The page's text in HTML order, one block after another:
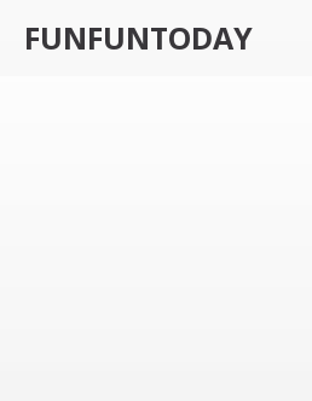
FUNFUNTODAY